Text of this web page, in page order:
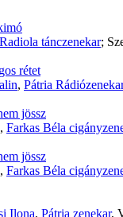
Radiola tánczenekar;
rétet
, Pátria Rádiózenekar
jössz
, Farkas Béla
jössz
, Farkas Béla
Ilona, Pátria zenekar,